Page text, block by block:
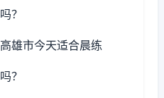
吗？
高雄市今天适合晨练
吗？